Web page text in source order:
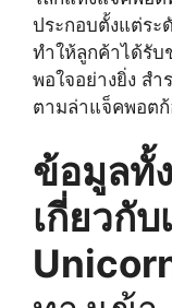
ประกอบตั้งแต่ระ
ทำให้ลูกค้าได้รับ
พอใจอย่างยิ่ง ส
ตามล่าแจ็คพอต
ข้อมูลทั้
เกี่ยวกั